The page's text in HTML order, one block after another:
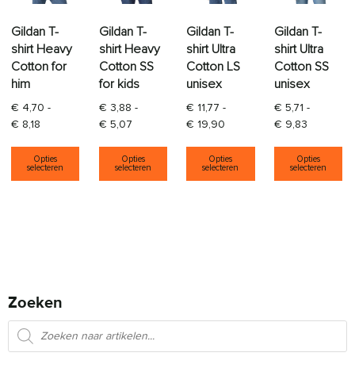
Gildan T-
shirt Heavy
Cotton for
him
€ 4,70 -
€ 8,18 Prijsklasse: € 4,70 tot € 8,18
Opties
selecteren
Dit product heeft meerdere variaties. Deze optie
Gildan T-
shirt Heavy
Cotton SS
for kids
€ 3,88 -
€ 5,07Prijsklasse: € 3,88 tot € 5,07
Opties
selecteren
Dit product heeft meerdere
Gildan T-
shirt Ultra
Cotton LS
unisex
€ 11,77 -
€ 19,90 Prijsklasse: € 11,77 tot €
Opties
selecteren
Dit product heeft
Gildan T-
shirt Ultra
Cotton SS
unisex
€ 5,71 -
€ 9,83
Opties
selecteren
Zoeken
Producten zoeken